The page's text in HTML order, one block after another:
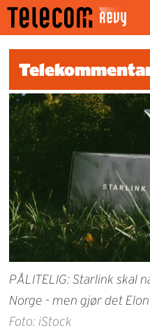
PÅLITELIG: Starlink skal
Norge - men gjør det
Foto: iStock